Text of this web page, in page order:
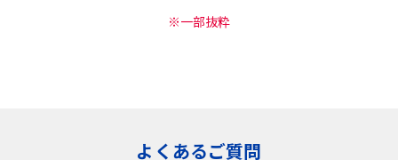
※一部抜粋
よくあるご質問